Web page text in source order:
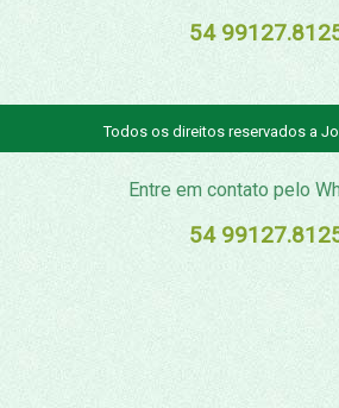
54
Todos os direitos reservados a
Entre em contato pelo
54